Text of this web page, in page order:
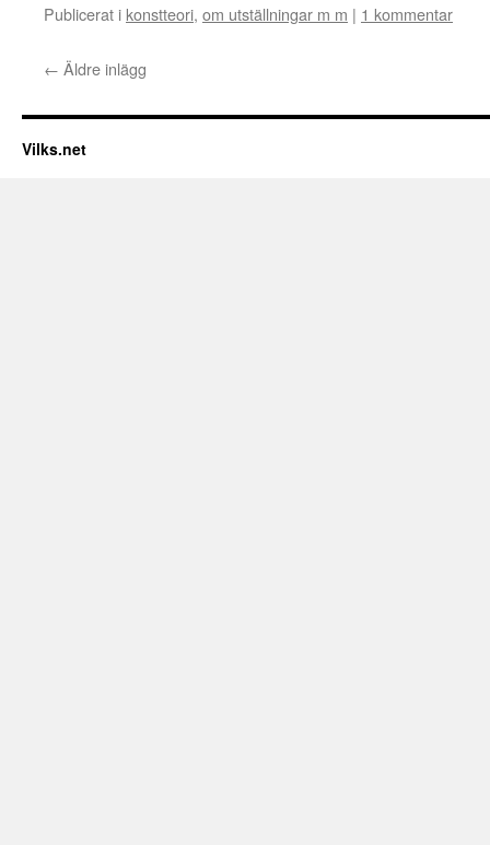
Publicerat i konstteori, om utställningar m m | 1 kommentar
← Äldre inlägg
Vilks.net